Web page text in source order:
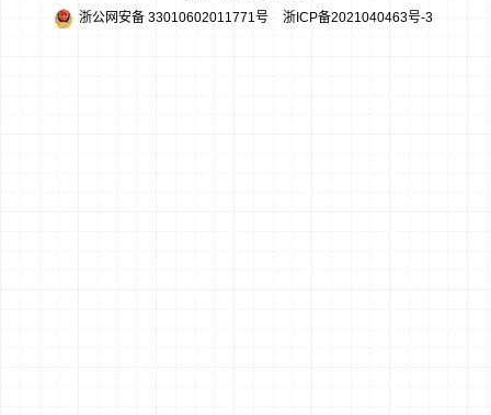
浙公网安备 33010602011771号
浙ICP备2021040463号-3